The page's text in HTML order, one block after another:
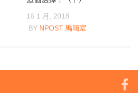
16 1 月, 2018
BY NPOST 編輯室